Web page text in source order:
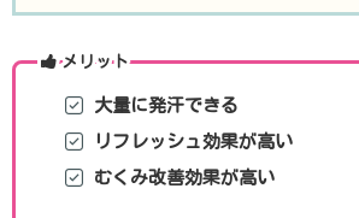
メリット
大量に発汗できる
リフレッシュ効果が高い
むくみ改善効果が高い